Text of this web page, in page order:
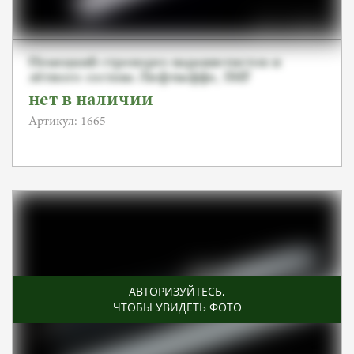
Немецкий стропорез парашютистов и
лётного состава Люфтваффе, SMF
нет в наличии
Артикул: 1665
АВТОРИЗУЙТЕСЬ,
ЧТОБЫ УВИДЕТЬ ФОТО